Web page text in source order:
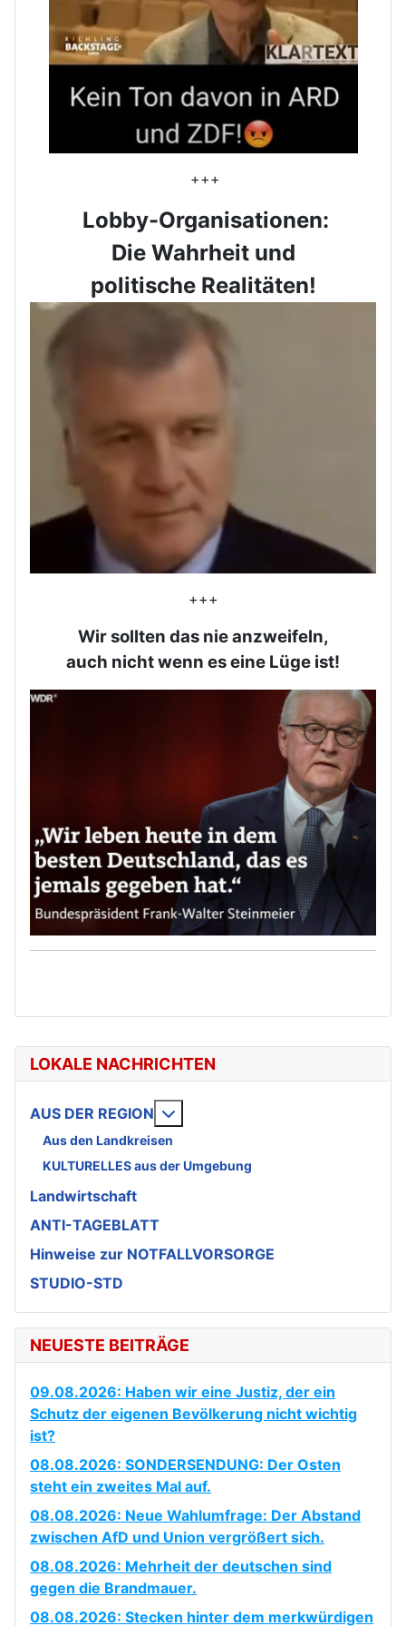
LOKALE NACHRICHTEN
AUS DER REGION
Aus den Landkreisen
KULTURELLES aus der Umgebung
Landwirtschaft
ANTI-TAGEBLATT
Hinweise zur NOTFALLVORSORGE
STUDIO-STD
NEUESTE BEITRÄGE
09.08.2026: Haben wir eine Justiz, der ein
Schutz der eigenen Bevölkerung nicht wichtig
ist?
08.08.2026: SONDERSENDUNG: Der Osten
steht ein zweites Mal auf.
08.08.2026: Neue Wahlumfrage: Der Abstand
zwischen AfD und Union vergrößert sich.
08.08.2026: Mehrheit der deutschen sind
gegen die Brandmauer.
08.08.2026: Stecken hinter dem merkwürdigen
+++
Lobby-Organisationen:
Die Wahrheit und
politische Realitäten!
+++
Wir sollten das nie anzweifeln,
auch nicht wenn es eine Lüge ist!